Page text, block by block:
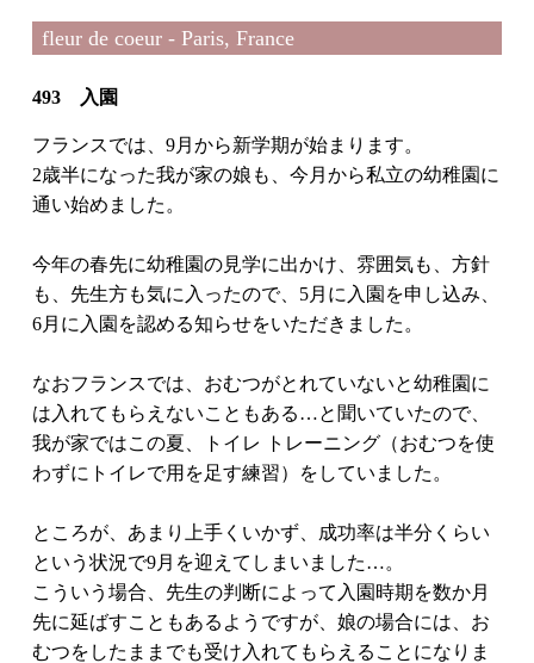
fleur de coeur - Paris, France
493 入園
フランスでは、9月から新学期が始まります。
2歳半になった我が家の娘も、今月から私立の幼稚園に
通い始めました。
今年の春先に幼稚園の見学に出かけ、雰囲気も、方針
も、先生方も気に入ったので、5月に入園を申し込み、
6月に入園を認める知らせをいただきました。
なおフランスでは、おむつがとれていないと幼稚園に
は入れてもらえないこともある…と聞いていたので、
我が家ではこの夏、トイレ トレーニング（おむつを使
わずにトイレで用を足す練習）をしていました。
ところが、あまり上手くいかず、成功率は半分くらい
という状況で9月を迎えてしまいました…。
こういう場合、先生の判断によって入園時期を数か月
先に延ばすこともあるようですが、娘の場合には、お
むつをしたままでも受け入れてもらえることになりま